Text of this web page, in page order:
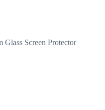
Glass Screen Protector